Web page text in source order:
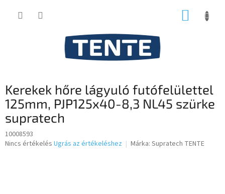
KOSÁR
Kerekek hőre lágyuló futófelülettel
125mm, PJP125x40-8,3 NL45 szürke
supratech
10008593
A
Nincs értékelés Ugrás az értékeléshez Márka: Supratech TENTE